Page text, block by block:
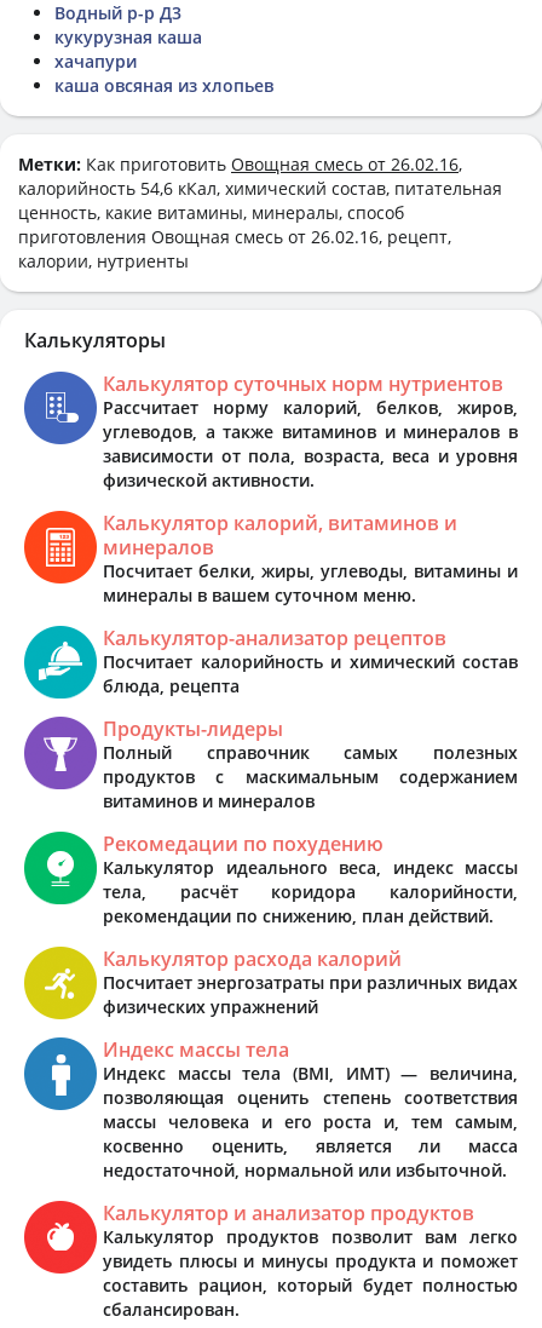
Водный р-р Д3
кукурузная каша
хачапури
каша овсяная из хлопьев
Метки: Как приготовить Овощная смесь от 26.02.16,
калорийность 54,6 кКал, химический состав, питательная
ценность, какие витамины, минералы, способ
приготовления Овощная смесь от 26.02.16, рецепт,
калории, нутриенты
Калькуляторы
Калькулятор суточных норм нутриентов
Рассчитает норму калорий, белков, жиров,
углеводов, а также витаминов и минералов в
зависимости от пола, возраста, веса и уровня
физической активности.
Калькулятор калорий, витаминов и
минералов
Посчитает белки, жиры, углеводы, витамины и
минералы в вашем суточном меню.
Калькулятор-анализатор рецептов
Посчитает калорийность и химический состав
блюда, рецепта
Продукты-лидеры
Полный справочник самых полезных
продуктов с маскимальным содержанием
витаминов и минералов
Рекомедации по похудению
Калькулятор идеального веса, индекс массы
тела, расчёт коридора калорийности,
рекомендации по снижению, план действий.
Калькулятор расхода калорий
Посчитает энергозатраты при различных видах
физических упражнений
Индекс массы тела
Индекс массы тела (BMI, ИМТ) — величина,
позволяющая оценить степень соответствия
массы человека и его роста и, тем самым,
косвенно оценить, является ли масса
недостаточной, нормальной или избыточной.
Калькулятор и анализатор продуктов
Калькулятор продуктов позволит вам легко
увидеть плюсы и минусы продукта и поможет
составить рацион, который будет полностью
сбалансирован.